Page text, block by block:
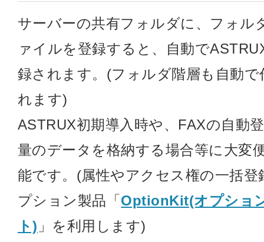
サーバーの共有フォルダに、フォル
ァイルを登録すると、自動で
録されます。(フォルダ階層も自動で
れます)
ASTRUX初期導入時や、FAXの自動
量のデータを格納する場合等に大変
能です。(属性やアクセス権の一括登
プション製品「 OptionKit(オプショ
ト) 」を利用します)